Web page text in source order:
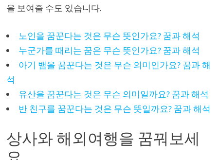
을 보여줄 수도 있습니다.
노인을 꿈꾼다는 것은 무슨 뜻인가요? 꿈과 해석
누군가를 때리는 꿈은 무슨 뜻인가요? 꿈과 해석
아기 뱀을 꿈꾼다는 것은 무슨 의미인가요? 꿈과 해
석
유산을 꿈꾼다는 것은 무슨 의미일까요? 꿈과 해석
반 친구를 꿈꾼다는 것은 무슨 뜻일까요? 꿈과 해석
상사와 해외여행을 꿈꿔보세